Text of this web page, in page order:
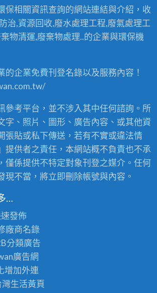
務
中
回
收
、
收
購
賣
2
小
時
省
服
務
！
〉
保相關資訊查詢的網站連結與介紹，收
治,資源回收,廢水處理工程,廢氣處理工
物清運,廢棄物處理..的企業與環保機
的企業免費刊登名錄以及服務內容！
參考平台，並不涉入其中任何諮詢。所
字、照片、圖形、廣告內容、或其他資
張貼或私下傳送，若有不實或違法情
提供者之責任，本網站概不負責也不承
僅係提供不特定對象刊登之媒介。任何
現不當，將立即刪除帳號與內容。
…
發佈
廠商名錄
分類廣告
廣告網
增加外連
生活黃頁